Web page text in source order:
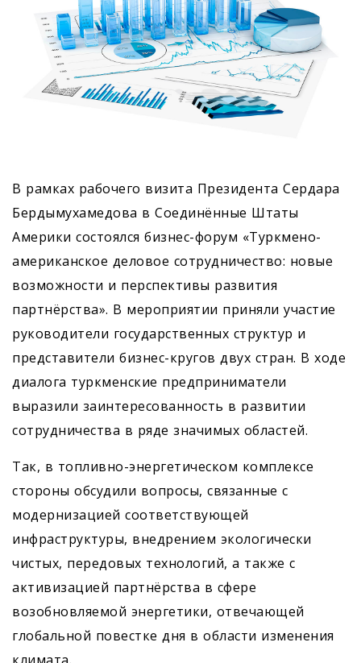
В рамках рабочего визита Президента Сердара
Бердымухамедова в Соединённые Штаты
Америки состоялся бизнес-форум «Туркмено-
американское деловое сотрудничество: новые
возможности и перспективы развития
партнёрства». В мероприятии приняли участие
руководители государственных структур и
представители бизнес-кругов двух стран. В ходе
диалога туркменские предприниматели
выразили заинтересованность в развитии
сотрудничества в ряде значимых областей.
Так, в топливно-энергетическом комплексе
стороны обсудили вопросы, связанные с
модернизацией соответствующей
инфраструктуры, внедрением экологически
чистых, передовых технологий, а также с
активизацией партнёрства в сфере
возобновляемой энергетики, отвечающей
глобальной повестке дня в области изменения
климата.